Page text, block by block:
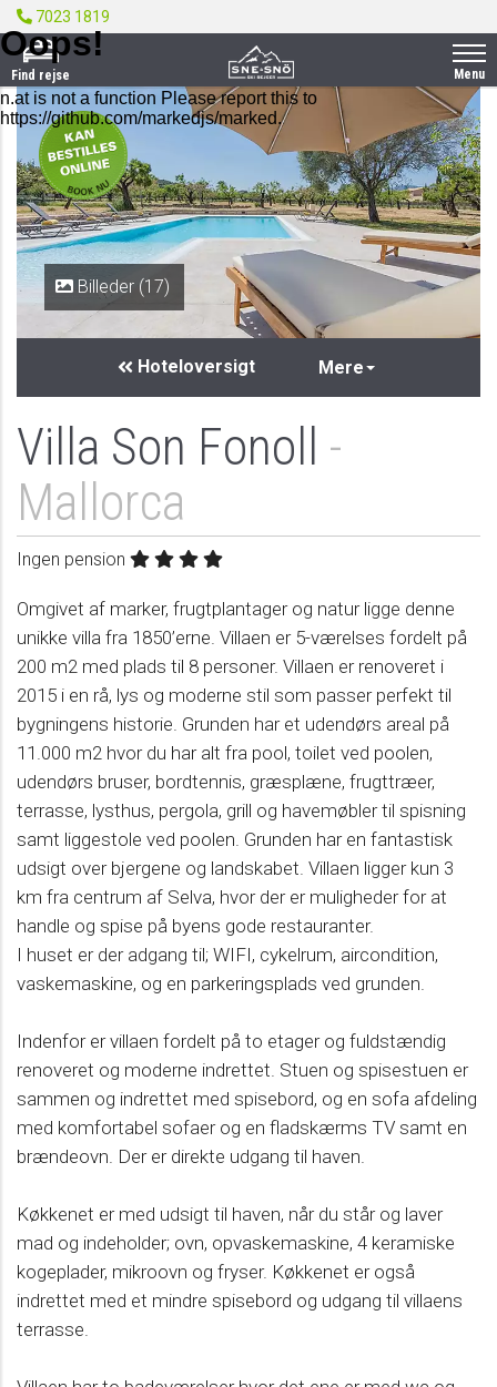
Billeder (17)
PRIVAT
Hoteloversigt Mere
Villa Son Fonoll -
Mallorca
Ingen pension
Omgivet af marker, frugtplantager og natur ligge denne
unikke villa fra 1850’erne. Villaen er 5-værelses fordelt på
200 m2 med plads til 8 personer. Villaen er renoveret i
2015 i en rå, lys og moderne stil som passer perfekt til
bygningens historie. Grunden har et udendørs areal på
11.000 m2 hvor du har alt fra pool, toilet ved poolen,
udendørs bruser, bordtennis, græsplæne, frugttræer,
terrasse, lysthus, pergola, grill og havemøbler til spisning
samt liggestole ved poolen. Grunden har en fantastisk
udsigt over bjergene og landskabet. Villaen ligger kun 3
km fra centrum af Selva, hvor der er muligheder for at
handle og spise på byens gode restauranter.
I huset er der adgang til; WIFI, cykelrum, aircondition,
vaskemaskine, og en parkeringsplads ved grunden.
Indenfor er villaen fordelt på to etager og fuldstændig
renoveret og moderne indrettet. Stuen og spisestuen er
sammen og indrettet med spisebord, og en sofa afdeling
med komfortabel sofaer og en fladskærms TV samt en
brændeovn. Der er direkte udgang til haven.
Køkkenet er med udsigt til haven, når du står og laver
mad og indeholder; ovn, opvaskemaskine, 4 keramiske
kogeplader, mikroovn og fryser. Køkkenet er også
indrettet med et mindre spisebord og udgang til villaens
terrasse.
7023 1819
Menu
Find rejse